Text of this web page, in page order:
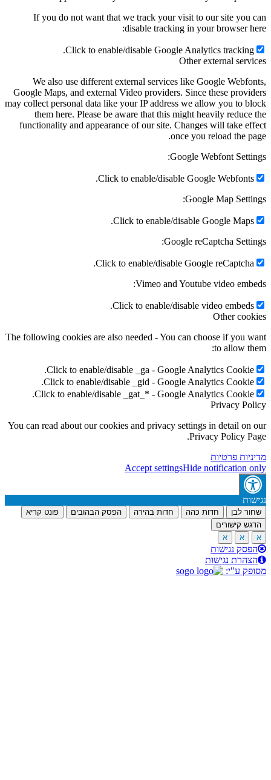
If you do not want that we track your visit to our site you
disable tracking in your browser
Click to enable/disable Google Analytics
Other external
We also use different external services like Google
Google Maps, and external Video providers. Since these
may collect personal data like your IP address we allow you to
them here. Please be aware that this might heavily
functionality and appearance of our site. Changes will take
once you reload the
Google Webfont
Click to enable/disable Google
Google Map
Click to enable/disable Google
Google reCaptcha
Click to enable/disable Google
Vimeo and Youtube video
Click to enable/disable video
Other
The following cookies are also needed - You can choose if you
to allow
Click to enable/disable _ga - Google Analytics
Click to enable/disable _gid - Google Analytics
Click to enable/disable _gat_* - Google Analytics
Privacy
You can read about our cookies and privacy settings in detail
Privacy Policy
פרטיות
Accept settings Hide notification
לבן חדות כהה חדות בהירה הפסק הבהובים
פונט קריא
קישורים
א
א
נגישות
נגישות
ע"י: